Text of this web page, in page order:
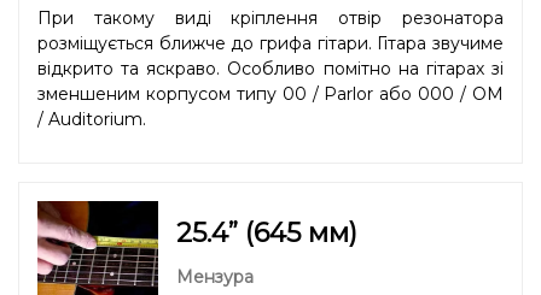
При такому виді кріплення отвір резонатора
розміщується ближче до грифа гітари. Гітара звучиме
відкрито та яскраво. Особливо помітно на гітарах зі
зменшеним корпусом типу 00 / Parlor або 000 / OM
/ Auditorium.
25.4” (645 мм)
Мензура